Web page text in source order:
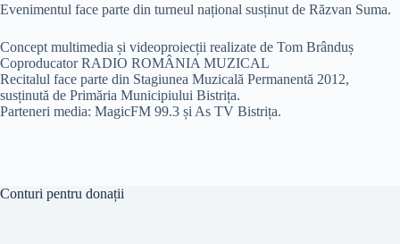
Evenimentul face parte din turneul național susținut de Răzvan Suma.
Concept multimedia și videoproiecții realizate de Tom Brânduș
Coproducator RADIO ROMÂNIA MUZICAL
Recitalul face parte din Stagiunea Muzicală Permanentă 2012,
susținută de Primăria Municipiului Bistrița.
Parteneri media: MagicFM 99.3 și As TV Bistrița.
Conturi pentru donații